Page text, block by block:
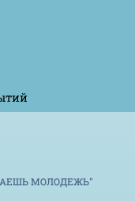
МОЛОДЕЖЬ"